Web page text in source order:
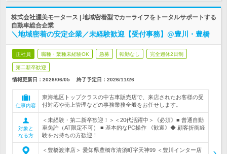
株式会社渥美モータース | 地域密着型でカーライフをトータルサポートする
自動車総合企業
＼地域密着の安定企業／未経験歓迎【受付事務】@豊川・豊橋
正社員 職種・業種未経験OK 急募 転勤なし 完全週休2日制
第二新卒歓迎
情報更新日：2026/06/05 終了予定日： 2026/11/26
仕事内容
東海地区トップクラスの中古車販売店で、来店されたお客様の受
付対応や売上管理などの事務業務全般をお任せします。
対象と
なる方
＜未経験・第二新卒歓迎！＞＜20代活躍中＞《必須》■ 普通自動
車免許（AT限定不可） ■ 基本的なPC操作 《歓迎》◆ 顧客折衝経
験をお持ちの方歓迎！
＜豊橋渡津店＞ 愛知県豊橋市清須町字天神99 ＜豊川インター店